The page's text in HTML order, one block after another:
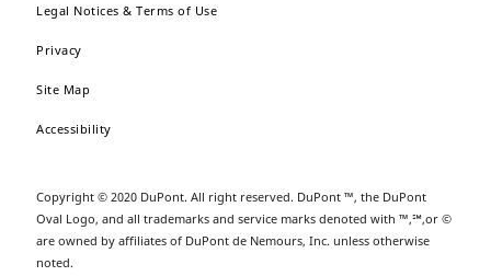
Legal Notices & Terms of Use
Privacy
Site Map
Accessibility
Copyright © 2020 DuPont. All right reserved. DuPont ™, the DuPont
Oval Logo, and all trademarks and service marks denoted with ™,℠,or ©
are owned by affiliates of DuPont de Nemours, Inc. unless otherwise
noted.